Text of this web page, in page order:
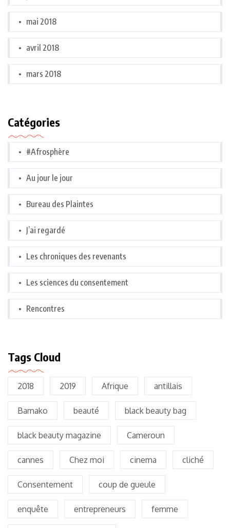
mai 2018
avril 2018
mars 2018
Catégories
#Afrosphère
Au jour le jour
Bureau des Plaintes
J’ai regardé
Les chroniques des revenants
Les sciences du consentement
Rencontres
Tags Cloud
2018 2019 Afrique antillais
Bamako beauté black beauty bag
black beauty magazine Cameroun
cannes Chez moi cinema cliché
Consentement coup de gueule
enquête entrepreneurs femme